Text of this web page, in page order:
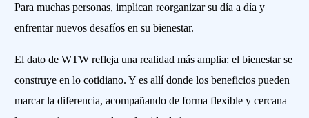
Para muchas personas, implican reorganizar su día a día y
enfrentar nuevos desafíos en su bienestar.
El dato de WTW refleja una realidad más amplia: el bienestar se
construye en lo cotidiano. Y es allí donde los beneficios pueden
marcar la diferencia, acompañando de forma flexible y cercana